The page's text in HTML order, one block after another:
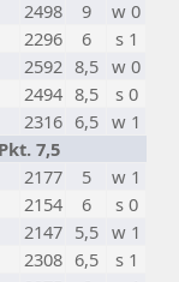
2498 9
w 0
2296 6
s 1
2592 8,5 w 0
2494 8,5
s 0
2316 6,5 w 1
7,5
2177 5
w 1
2154 6
s 0
2147 5,5 w 1
2308 6,5
s 1